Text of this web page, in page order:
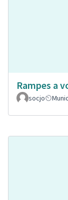
Rampes a
socjo